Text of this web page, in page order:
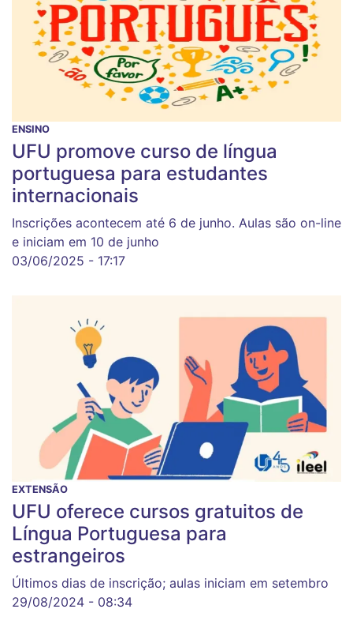
ENSINO
UFU promove curso de língua
portuguesa para estudantes
internacionais
Inscrições acontecem até 6 de junho. Aulas são on-line
e iniciam em 10 de junho
03/06/2025 - 17:17
EXTENSÃO
UFU oferece cursos gratuitos de
Língua Portuguesa para
estrangeiros
Últimos dias de inscrição; aulas iniciam em setembro
29/08/2024 - 08:34